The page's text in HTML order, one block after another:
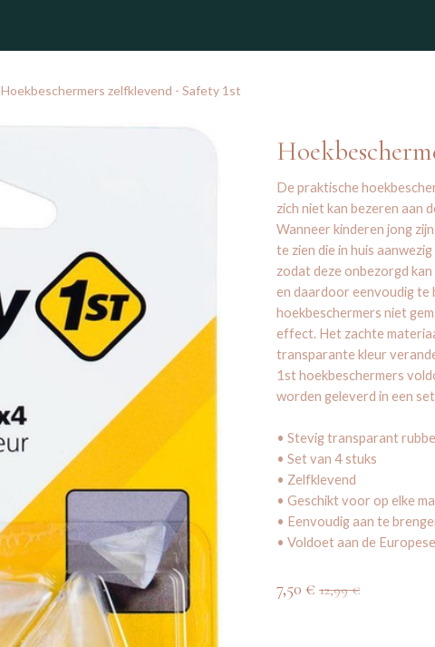
Hoekbeschermers zelfklevend - Safety 1st
De praktische
zich niet kan bezeren aan
Wanneer kinderen jong
te zien die in huis
zodat deze onbezorgd
en daardoor eenvoudig te
hoekbeschermers niet
effect. Het zachte
transparante kleur
1st hoekbeschermers
worden geleverd in een
• Stevig transparant
• Set van 4 stuks
• Zelfklevend
• Geschikt voor op elke
• Eenvoudig aan te
• Voldoet aan de
7,50 € 12,99€